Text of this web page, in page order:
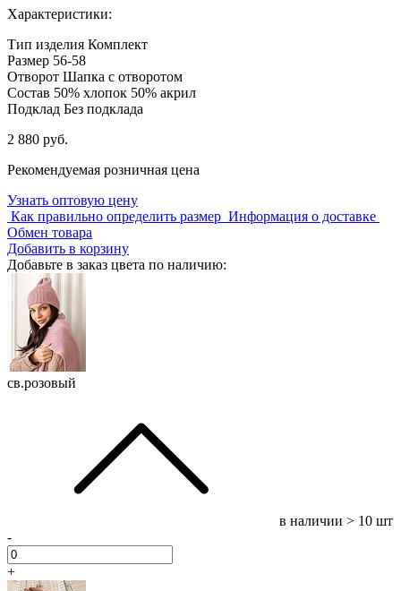
Характеристики:
Тип изделия Комплект
Размер 56-58
Отворот Шапка с отворотом
Состав 50% хлопок 50% акрил
Подклад Без подклада
2 880 руб.
Рекомендуемая розничная цена
Узнать оптовую цену
Как правильно определить размер Информация о доставке
Обмен товара
Добавить в корзину
Добавьте в заказ цвета по наличию:
св.розовый
в наличии > 10 шт
-
+